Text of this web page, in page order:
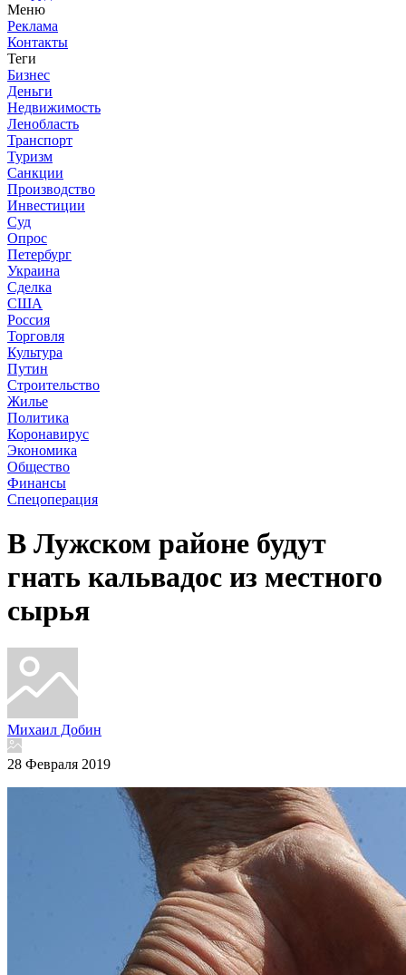
Меню
Реклама
Контакты
Теги
Бизнес
Деньги
Недвижимость
Ленобласть
Транспорт
Туризм
Санкции
Производство
Инвестиции
Суд
Опрос
Петербург
Украина
Сделка
США
Россия
Торговля
Культура
Путин
Строительство
Жилье
Политика
Коронавирус
Экономика
Общество
Финансы
Спецоперация
В Лужском районе будут
гнать кальвадос из местного
сырья
Михаил Добин
28 Февраля 2019